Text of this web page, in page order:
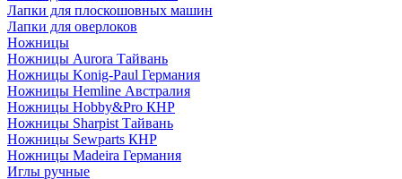
Лапки для плоскошовных машин
Лапки для оверлоков
Ножницы
Ножницы Aurora Тайвань
Ножницы Konig-Paul Германия
Ножницы Hemline Австралия
Ножницы Hobby&Pro КНР
Ножницы Sharpist Тайвань
Ножницы Sewparts КНР
Ножницы Madeira Германия
Иглы ручные